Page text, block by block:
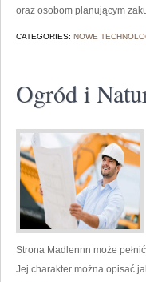
oraz osobom planującym
CATEGORIES: NOWE
Ogród i
Strona Madlennn może
Jej charakter można opisać